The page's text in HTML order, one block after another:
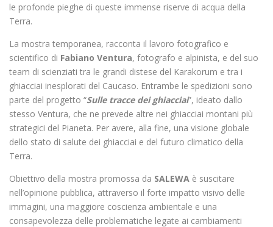
le profonde pieghe di queste immense riserve di acqua della
Terra.
La mostra temporanea, racconta il lavoro fotografico e
scientifico di Fabiano Ventura, fotografo e alpinista, e del suo
team di scienziati tra le grandi distese del Karakorum e tra i
ghiacciai inesplorati del Caucaso. Entrambe le spedizioni sono
parte del progetto “Sulle tracce dei ghiacciai”, ideato dallo
stesso Ventura, che ne prevede altre nei ghiacciai montani più
strategici del Pianeta. Per avere, alla fine, una visione globale
dello stato di salute dei ghiacciai e del futuro climatico della
Terra.
Obiettivo della mostra promossa da SALEWA è suscitare
nell’opinione pubblica, attraverso il forte impatto visivo delle
immagini, una maggiore coscienza ambientale e una
consapevolezza delle problematiche legate ai cambiamenti